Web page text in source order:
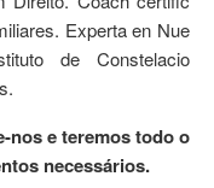
Experta en
de
nos e teremos todo o
necessários.